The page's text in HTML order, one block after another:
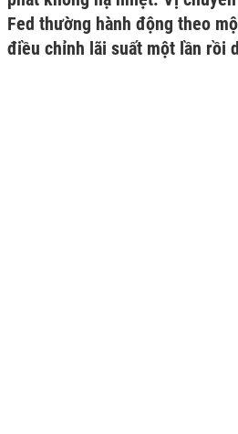
Fed thường hành động theo
điều chỉnh lãi suất một lần rồi